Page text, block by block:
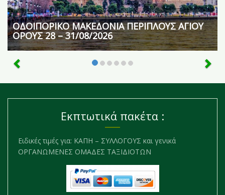
ΟΔΟΙΠΟΡΙΚΟ ΜΑΚΕΔΟΝΙΑ ΠΕΡΙΠΛΟΥΣ ΑΓΙΟΥ
ΟΡΟΥΣ 28 – 31/08/2026
Εκπτωτικά πακέτα :
Ειδικές τιμές για: ΚΑΠΗ – ΣΥΛΛΟΓΟΥΣ και γενικά
ΟΡΓΑΝΩΜΕΝΕΣ ΟΜΑΔΕΣ ΤΑΞΙΔΙΟΤΩΝ